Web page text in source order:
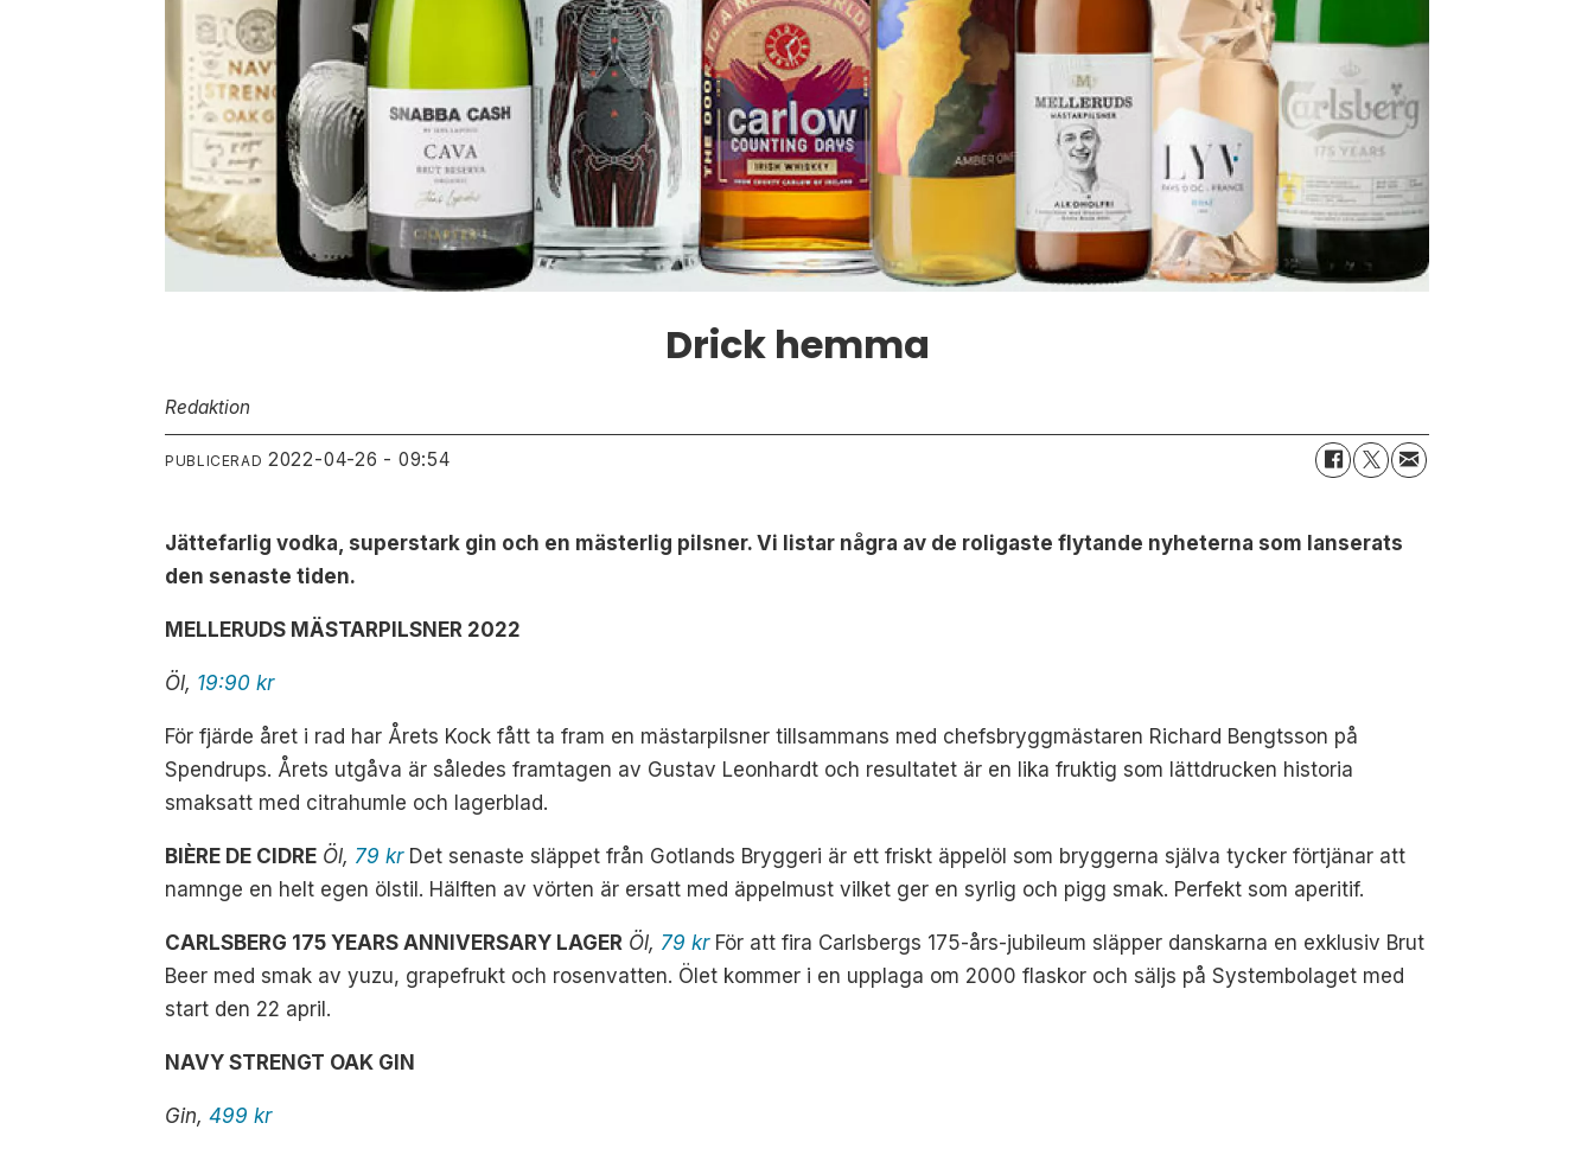
Drick hemma
Redaktion
PUBLICERAD 2022-04-26 - 09:54
Jättefarlig vodka, superstark gin och en mästerlig pilsner. Vi listar några av de roligaste flytande nyheterna som lanserats
den senaste tiden.
MELLERUDS MÄSTARPILSNER 2022
Öl, 19:90 kr
För fjärde året i rad har Årets Kock fått ta fram en mästarpilsner tillsammans med chefsbryggmästaren Richard Bengtsson på
Spendrups. Årets utgåva är således framtagen av Gustav Leonhardt och resultatet är en lika fruktig som lättdrucken historia
smaksatt med citrahumle och lagerblad.
BIÈRE DE CIDRE Öl, 79 krDet senaste släppet från Gotlands Bryggeri är ett friskt äppelöl som bryggerna själva tycker förtjänar att
namnge en helt egen ölstil. Hälften av vörten är ersatt med äppelmust vilket ger en syrlig och pigg smak. Perfekt som aperitif.
CARLSBERG 175 YEARS ANNIVERSARY LAGER Öl, 79 krFör att fira Carlsbergs 175-års-jubileum släpper danskarna en exklusiv Brut
Beer med smak av yuzu, grapefrukt och rosenvatten. Ölet kommer i en upplaga om 2000 flaskor och säljs på Systembolaget med
start den 22 april.
NAVY STRENGT OAK GIN
Gin,499 kr